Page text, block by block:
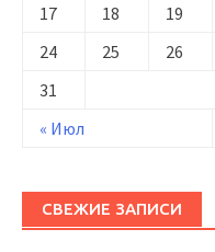
« Июл
17
18 19
24
25 26
31
СВЕЖИЕ ЗАПИСИ